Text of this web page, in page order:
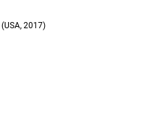
(USA, 2017)